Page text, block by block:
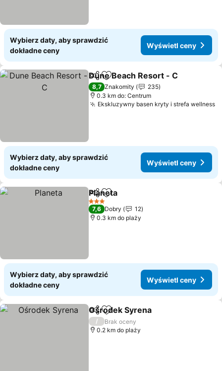
Wybierz daty, aby sprawdzić
dokładne ceny
Wyświetl ceny
Udostępnij
Dodaj do ulubionych
Dune Beach Resort - C
8,7 Znakomity
235
0.3 km do: Centrum
Ekskluzywny basen kryty i strefa wellness
Wybierz daty, aby sprawdzić
dokładne ceny
Wyświetl ceny
UdostępnijDodaj do ulubionych
Planeta
3 Kategoria
7,6 Dobry
12
0.3 km do plaży
Wybierz daty, aby sprawdzić
dokładne ceny
Wyświetl ceny
Udostępnij
Dodaj do ulubionych
Ośrodek Syrena
/
Brak oceny
0.2 km do plaży